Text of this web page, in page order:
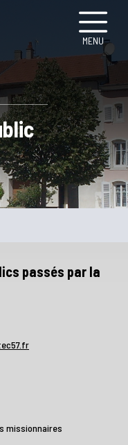
MENU
passés par la
missionnaires